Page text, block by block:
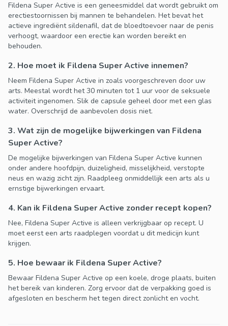
Fildena Super Active is een geneesmiddel dat wordt gebruikt om
erectiestoornissen bij mannen te behandelen. Het bevat het
actieve ingrediënt sildenafil, dat de bloedtoevoer naar de penis
verhoogt, waardoor een erectie kan worden bereikt en
behouden.
2. Hoe moet ik Fildena Super Active innemen?
Neem Fildena Super Active in zoals voorgeschreven door uw
arts. Meestal wordt het 30 minuten tot 1 uur voor de seksuele
activiteit ingenomen. Slik de capsule geheel door met een glas
water. Overschrijd de aanbevolen dosis niet.
3. Wat zijn de mogelijke bijwerkingen van Fildena
Super Active?
De mogelijke bijwerkingen van Fildena Super Active kunnen
onder andere hoofdpijn, duizeligheid, misselijkheid, verstopte
neus en wazig zicht zijn. Raadpleeg onmiddellijk een arts als u
ernstige bijwerkingen ervaart.
4. Kan ik Fildena Super Active zonder recept kopen?
Nee, Fildena Super Active is alleen verkrijgbaar op recept. U
moet eerst een arts raadplegen voordat u dit medicijn kunt
krijgen.
5. Hoe bewaar ik Fildena Super Active?
Bewaar Fildena Super Active op een koele, droge plaats, buiten
het bereik van kinderen. Zorg ervoor dat de verpakking goed is
afgesloten en bescherm het tegen direct zonlicht en vocht.